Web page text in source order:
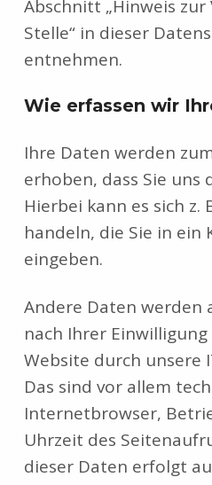
Abschnitt „Hinweis
Stelle“ in dieser
entnehmen.
Wie erfassen wir
Ihre Daten werden
erhoben, dass Sie uns
Hierbei kann es sich z.
handeln, die Sie in
eingeben.
Andere Daten werden
nach Ihrer
Website durch unsere
Das sind vor allem
Internetbrowser,
Uhrzeit des
dieser Daten erfolgt